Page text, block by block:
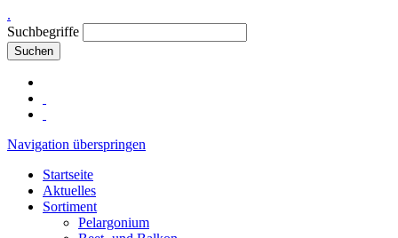
.
Suchbegriffe
Suchen
Navigation überspringen
Startseite
Aktuelles
Sortiment
Pelargonium